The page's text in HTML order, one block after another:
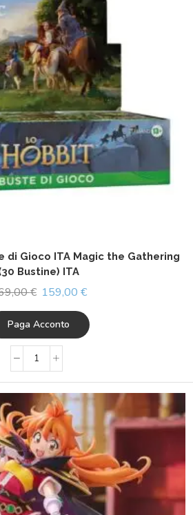
di Gioco ITA Magic the Gathering
Bustine) ITA
€ 159,00 €
Paga Acconto